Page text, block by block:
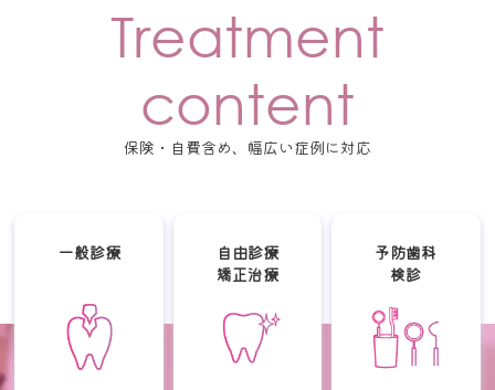
Treatment
content
保険・自費含め、幅広い症例に対応
一般診療
自由診療
矯正治療
予防歯科
検診